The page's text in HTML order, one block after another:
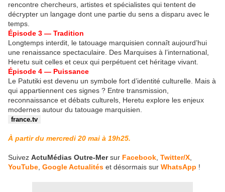
rencontre chercheurs, artistes et spécialistes qui tentent de
décrypter un langage dont une partie du sens a disparu avec le
temps.
Épisode 3 — Tradition
Longtemps interdit, le tatouage marquisien connaît aujourd’hui
une renaissance spectaculaire. Des Marquises à l’international,
Heretu suit celles et ceux qui perpétuent cet héritage vivant.
Épisode 4 — Puissance
Le Patutiki est devenu un symbole fort d’identité culturelle. Mais à
qui appartiennent ces signes ? Entre transmission,
reconnaissance et débats culturels, Heretu explore les enjeux
modernes autour du tatouage marquisien.
france.tv
À partir du mercredi 20 mai à 19h25.
Suivez ActuMédias Outre-Mersur Facebook Twitter/X
YouTube Google Actualités et désormais sur WhatsApp !